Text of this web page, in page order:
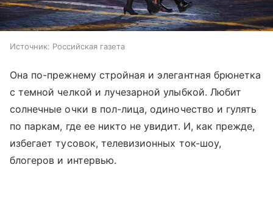
Источник: Российская газета
Она по-прежнему стройная и элегантная брюнетка
с темной челкой и лучезарной улыбкой. Любит
солнечные очки в пол-лица, одиночество и гулять
по паркам, где ее никто не увидит. И, как прежде,
избегает тусовок, телевизионных ток-шоу,
блогеров и интервью.